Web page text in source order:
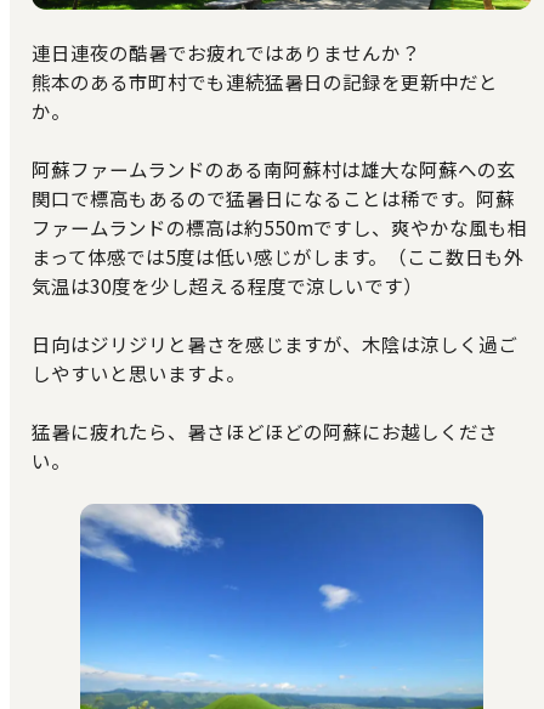
連日連夜の酷暑でお疲れではありませんか？
熊本のある市町村でも連続猛暑日の記録を更新中だと
か。
阿蘇ファームランドのある南阿蘇村は雄大な阿蘇への玄
関口で標高もあるので猛暑日になることは稀です。阿蘇
ファームランドの標高は約550mですし、爽やかな風も相
まって体感では5度は低い感じがします。（ここ数日も外
気温は30度を少し超える程度で涼しいです）
日向はジリジリと暑さを感じますが、木陰は涼しく過ご
しやすいと思いますよ。
猛暑に疲れたら、暑さほどほどの阿蘇にお越しくださ
い。